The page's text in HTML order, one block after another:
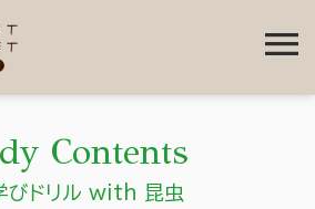
menu
Contents
びドリル with 昆虫